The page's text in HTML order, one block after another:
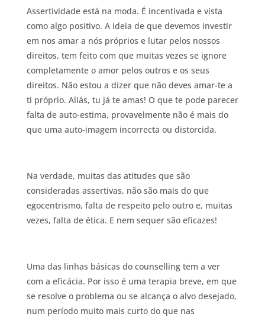
Assertividade está na moda. É incentivada e vista
como algo positivo. A ideia de que devemos investir
em nos amar a nós próprios e lutar pelos nossos
direitos, tem feito com que muitas vezes se ignore
completamente o amor pelos outros e os seus
direitos. Não estou a dizer que não deves amar-te a
ti próprio. Aliás, tu já te amas! O que te pode parecer
falta de auto-estima, provavelmente não é mais do
que uma auto-imagem incorrecta ou distorcida.
Na verdade, muitas das atitudes que são
consideradas assertivas, não são mais do que
egocentrismo, falta de respeito pelo outro e, muitas
vezes, falta de ética. E nem sequer são eficazes!
Uma das linhas básicas do counselling tem a ver
com a eficácia. Por isso é uma terapia breve, em que
se resolve o problema ou se alcança o alvo desejado,
num período muito mais curto do que nas